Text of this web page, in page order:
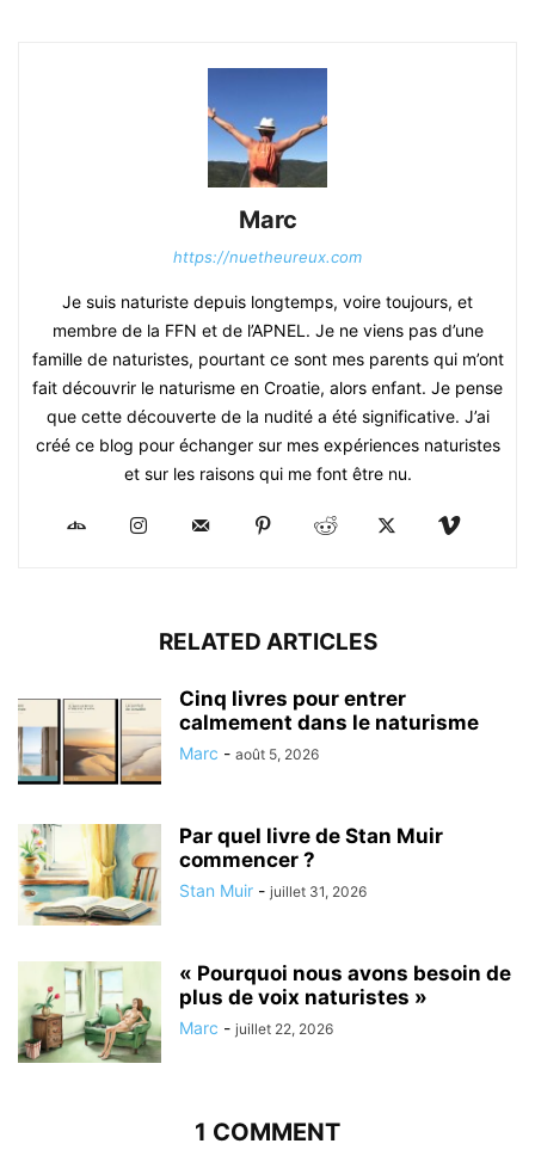
Marc
https://nuetheureux.com
Je suis naturiste depuis longtemps, voire toujours, et
membre de la FFN et de l’APNEL. Je ne viens pas d’une
famille de naturistes, pourtant ce sont mes parents qui m’ont
fait découvrir le naturisme en Croatie, alors enfant. Je pense
que cette découverte de la nudité a été significative. J’ai
créé ce blog pour échanger sur mes expériences naturistes
et sur les raisons qui me font être nu.
RELATED ARTICLES
Cinq livres pour entrer
calmement dans le naturisme
Marc - août 5, 2026
Par quel livre de Stan Muir
commencer ?
Stan Muir - juillet 31, 2026
« Pourquoi nous avons besoin de
plus de voix naturistes »
Marc - juillet 22, 2026
1 COMMENT